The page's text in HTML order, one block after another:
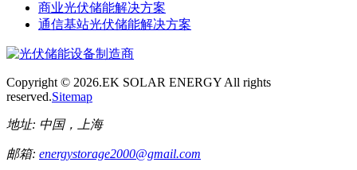
商业光伏储能解决方案
通信基站光伏储能解决方案
Copyright © 2026.EK SOLAR ENERGY All rights
reserved.Sitemap
地址: 中国，上海
邮箱: energystorage2000@gmail.com